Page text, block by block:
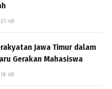
Jawa Timur dalam
Gerakan Mahasiswa